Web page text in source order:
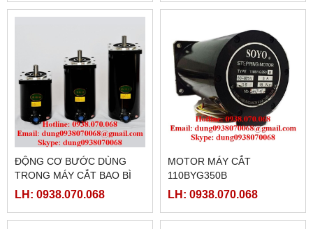
ĐỘNG CƠ BƯỚC DÙNG
TRONG MÁY CẮT BAO BÌ
25N.M, 35N.M, 37N.M, 50N
LH: 0938.070.068
MOTOR MÁY CẮT
110BYG350B
LH: 0938.070.068